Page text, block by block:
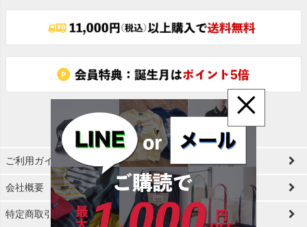
×
ご利用ガイド
会社概要
特定商取引法に基づく表示